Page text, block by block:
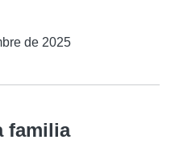
de 2025
familia